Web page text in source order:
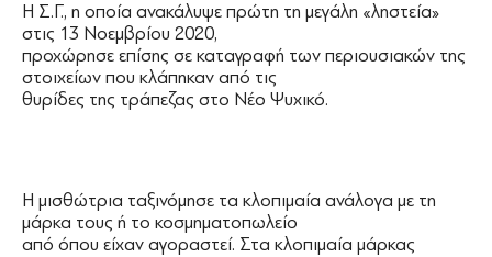
Η Σ.Γ., η οποία ανακάλυψε πρώτη τη μεγάλη «ληστεία»
στις 13 Νοεμβρίου 2020,
προχώρησε επίσης σε καταγραφή των περιουσιακών της
στοιχείων που κλάπηκαν από τις
θυρίδες της τράπεζας στο Νέο Ψυχικό.
Η μισθώτρια ταξινόμησε τα κλοπιμαία ανάλογα με τη
μάρκα τους ή το κοσμηματοπωλείο
από όπου είχαν αγοραστεί. Στα κλοπιμαία μάρκας